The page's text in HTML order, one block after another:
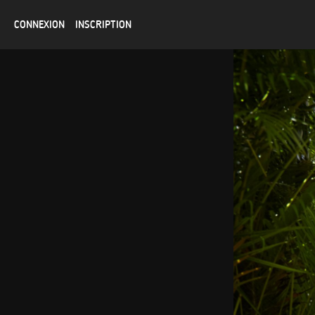
CONNEXION INSCRIPTION